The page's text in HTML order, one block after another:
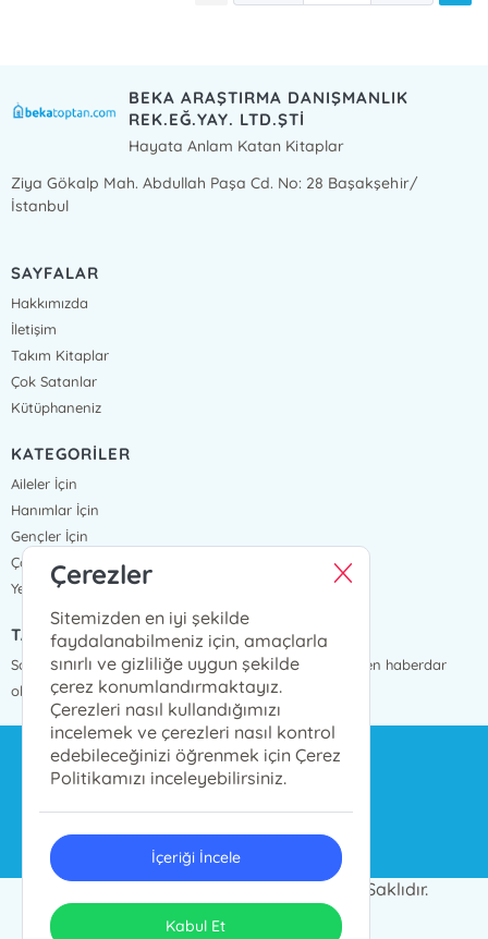
BEKA ARAŞTIRMA DANIŞMANLIK
REK.EĞ.YAY. LTD.ŞTİ
Hayata Anlam Katan Kitaplar
Ziya Gökalp Mah. Abdullah Paşa Cd. No: 28 Başakşehir/
İstanbul
SAYFALAR
Hakkımızda
İletişim
Takım Kitaplar
Çok Satanlar
Kütüphaneniz
KATEGORİLER
Aileler İçin
Hanımlar İçin
Gençler İçin
Çocuklar İçin
Yeni Çıkanlar
TAKİP ET!
Sosyal medya hesaplarımızı takip ederek, gelişmelerden haberdar
olabilirsiniz!
bilgi@bekakitap.com
0555 963 71 36
© 2023 BEKA YAYINCILIK Tüm Hakları Saklıdır.
Tasarım & Uygulama
Çerezler
Sitemizden en iyi şekilde
faydalanabilmeniz için, amaçlarla
sınırlı ve gizliliğe uygun şekilde
çerez konumlandırmaktayız.
Çerezleri nasıl kullandığımızı
incelemek ve çerezleri nasıl kontrol
edebileceğinizi öğrenmek için Çerez
Politikamızı inceleyebilirsiniz.
İçeriği İncele
Kabul Et